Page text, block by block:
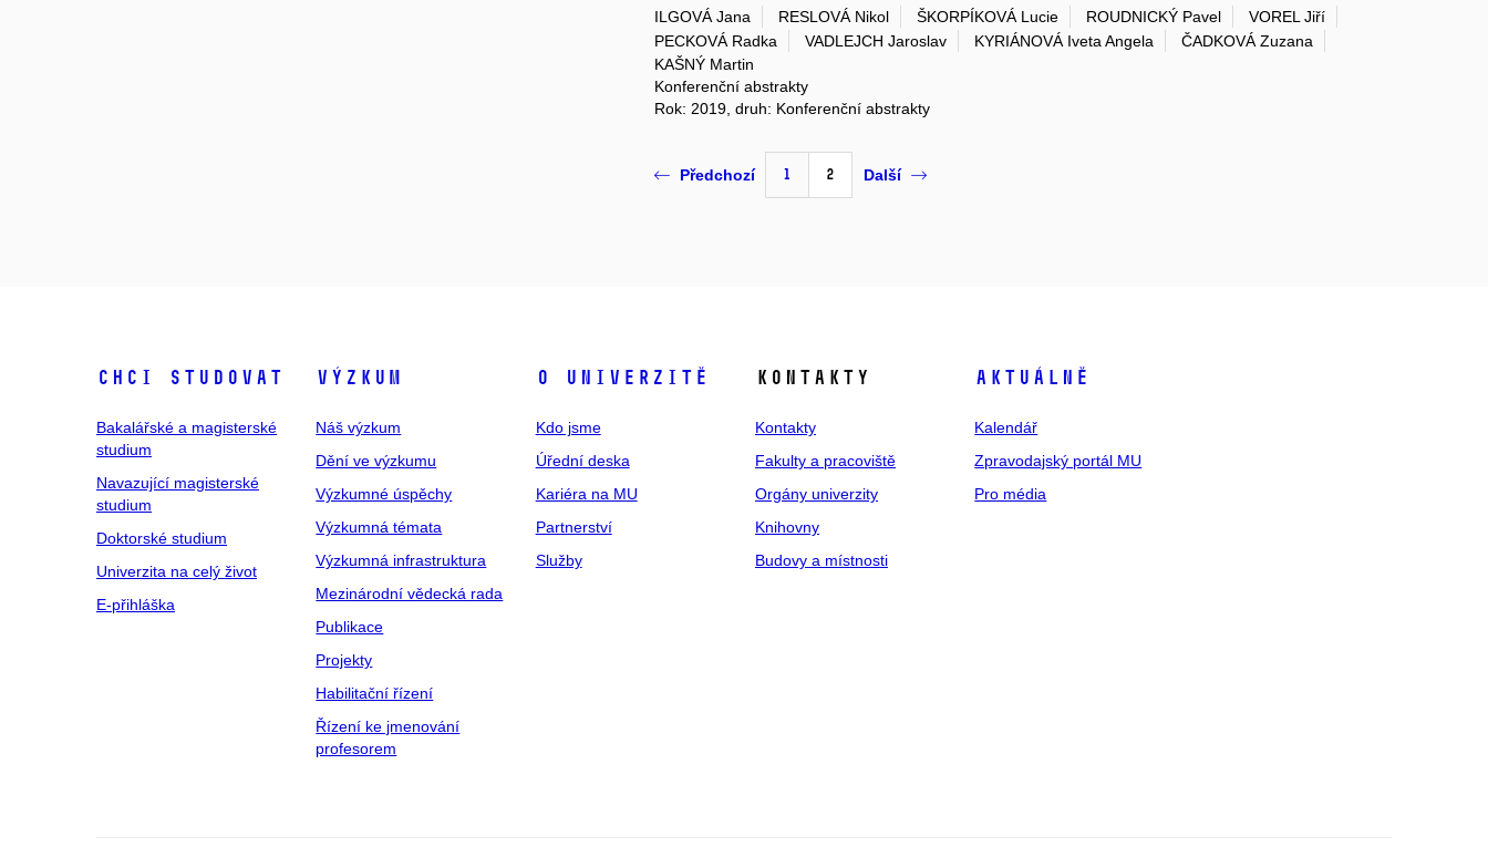
ILGOVÁ Jana RESLOVÁ Nikol ŠKORPÍKOVÁ Lucie ROUDNICKÝ Pavel
VOREL Jiří
PECKOVÁ Radka
VADLEJCH Jaroslav KYRIÁNOVÁ Iveta Angela
ČADKOVÁ Zuzana
KAŠNÝ Martin
Konferenční abstrakty
Rok: 2019, druh: Konferenční abstrakty
Předchozí 1 2 Další
Chci studovat
Bakalářské a magisterské
studium
Navazující magisterské
studium
Doktorské studium
Univerzita na celý život
E-přihláška
Výzkum
Náš výzkum
Dění ve výzkumu
Výzkumné úspěchy
Výzkumná témata
Výzkumná infrastruktura
Mezinárodní vědecká rada
Publikace
Projekty
Habilitační řízení
Řízení ke jmenování
profesorem
O univerzitě
Kdo jsme
Úřední deska
Kariéra na MU
Partnerství
Služby
Kontakty
Kontakty
Fakulty a pracoviště
Orgány univerzity
Knihovny
Budovy a místnosti
Aktuálně
Kalendář
Zpravodajský portál MU
Pro média